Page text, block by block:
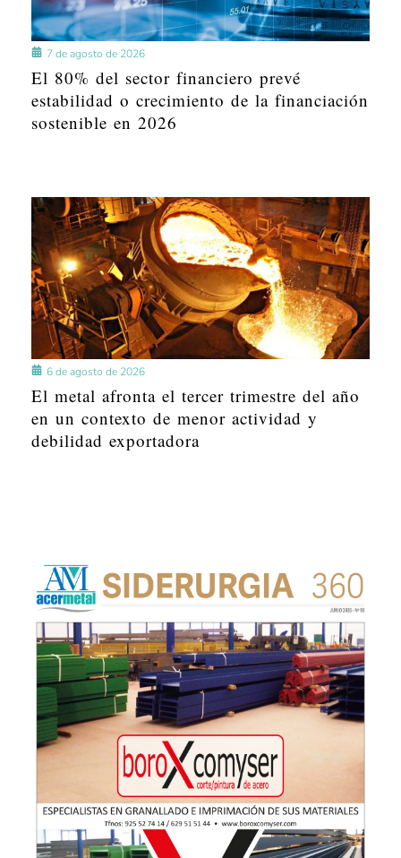
7 de agosto de 2026
El 80% del sector financiero prevé
estabilidad o crecimiento de la financiación
sostenible en 2026
6 de agosto de 2026
El metal afronta el tercer trimestre del año
en un contexto de menor actividad y
debilidad exportadora